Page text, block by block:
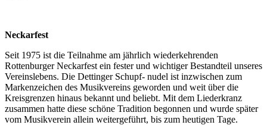
Neckarfest
Seit 1975 ist die Teilnahme am jährlich wiederkehrenden
Rottenburger Neckarfest ein fester und wichtiger Bestandteil unseres
Vereinslebens. Die Dettinger Schupf- nudel ist inzwischen zum
Markenzeichen des Musikvereins geworden und weit über die
Kreisgrenzen hinaus bekannt und beliebt. Mit dem Liederkranz
zusammen hatte diese schöne Tradition begonnen und wurde später
vom Musikverein allein weitergeführt, bis zum heutigen Tage.